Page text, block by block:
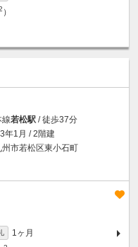
）
線若松駅 / 徒歩37分
年1月 / 2階建
市若松区東小石町
1ヶ月